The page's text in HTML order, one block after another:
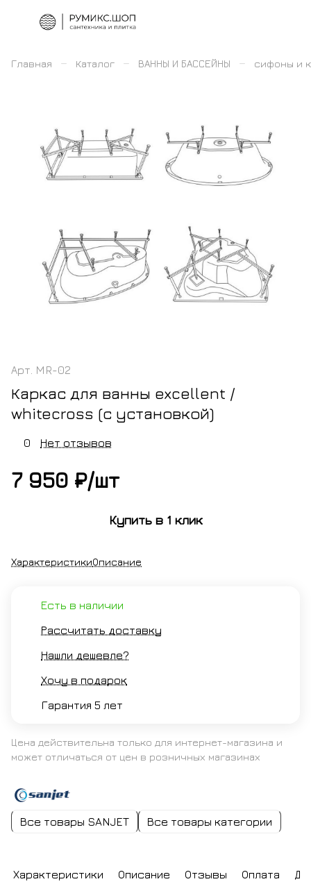
Главная – Каталог – ВАННЫ И БАССЕЙНЫ – сифоны и
Арт. MR-02
Каркас для ванны excellent /
whitecross (с установкой)
0 Нет отзывов
7 950 ₽/шт
Купить в 1 клик
ХарактеристикиОписание
Есть в наличии
Рассчитать доставку
Нашли дешевле?
Хочу в подарок
Гарантия 5 лет
Цена действительна только для интернет-магазина и
может отличаться от цен в розничных магазинах
Все товары SANJET Все товары категории
Характеристики Описание Отзывы Оплата